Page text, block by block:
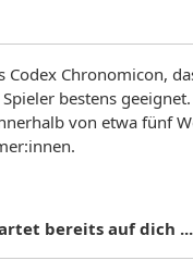
Codex Chronomicon,
bestens
von etwa fünf
bereits auf dich ...